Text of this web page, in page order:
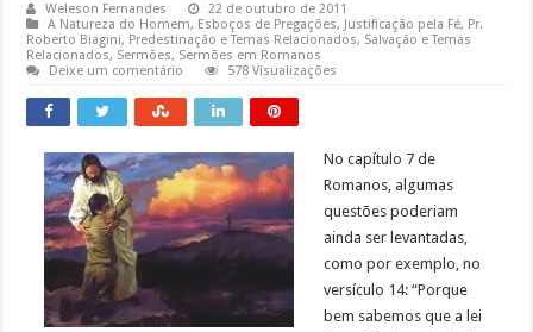
Weleson Fernandes
22 de outubro de 2011
A Natureza do Homem, Esboços de Pregações, Justificação pela Fé, Pr.
Roberto Biagini, Predestinação e Temas Relacionados, Salvação e Temas
Relacionados, Sermões, Sermões em Romanos
Deixe um comentário
578 Visualizações
No capítulo 7 de
Romanos, algumas
questões poderiam
ainda ser levantadas,
como por exemplo, no
versículo 14: “Porque
bem sabemos que a lei